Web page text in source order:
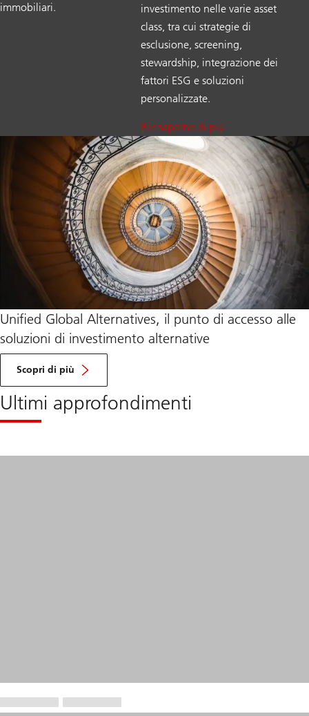
immobiliari.
investimento nelle varie asset
class, tra cui strategie di
esclusione, screening,
stewardship, integrazione dei
fattori ESG e soluzioni
personalizzate.
Per saperne di più
Unified Global Alternatives, il punto di accesso alle
soluzioni di investimento alternative
Scopri di più
Ultimi approfondimenti